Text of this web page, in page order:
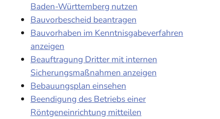
Baden-Württemberg nutzen
Bauvorbescheid beantragen
Bauvorhaben im Kenntnisgabeverfahren
anzeigen
Beauftragung Dritter mit internen
Sicherungsmaßnahmen anzeigen
Bebauungsplan einsehen
Beendigung des Betriebs einer
Röntgeneinrichtung mitteilen